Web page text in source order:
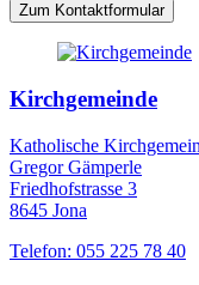
Zum Kontaktformular
Kirchgemeinde
Katholische
Gregor Gämperle
Friedhofstrasse 3
8645 Jona
Telefon: 055 225 78 40